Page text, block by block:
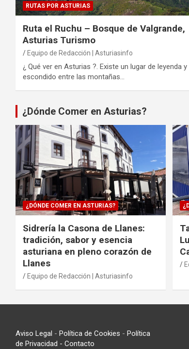
RUTAS POR ASTURIAS
Ruta el Ruchu – Bosque de Valgrande,
Asturias Turismo
Equipo de Redacción | Asturiasinfo
¿ Qué ver en Asturias ?. Existe un lugar de leyenda y
escondido entre las montañas…
¿Dónde Comer en Asturias?
¿DÓNDE COMER EN ASTURIAS?
Sidrería la Casona de Llanes:
tradición, sabor y esencia
asturiana en pleno corazón de
Llanes
Equipo de Redacción | Asturiasinfo
Aviso Legal - Política de Cookies - Política
de Privacidad - Contacto